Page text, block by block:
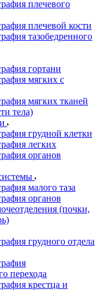
плечевого
плечевой кости
тазобедренного
гортани
мягких с
мягких тканей
тела)
грудной клетки
легких
органов
малого таза
органов
(почки,
грудного отдела
перехода
крестца и